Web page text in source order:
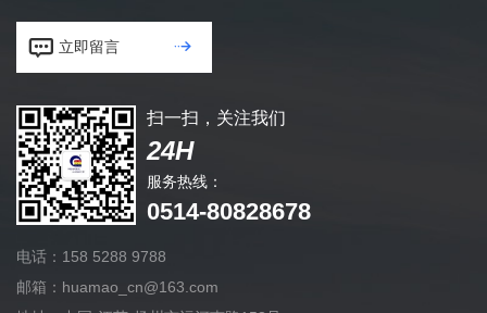
立即留言
 
扫一扫，关注我们
24H
服务热线：
0514-80828678
电话：158 5288 9788
邮箱：huamao_cn@163.com